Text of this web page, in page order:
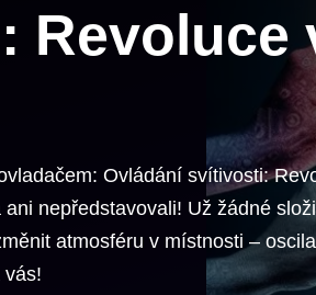
Revoluce
Ovládání svítivosti:
nepředstavovali! Už žádné
atmosféru v místnosti –
vás!